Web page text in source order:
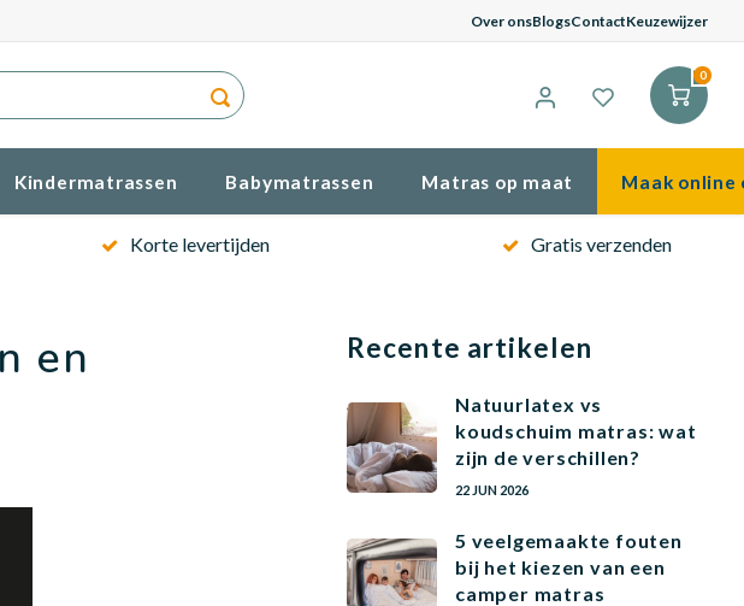
Over onsBlogsContactKeuzewijzer
0
Kindermatrassen Babymatrassen Matras op maat Maak online
Korte levertijden Gratis verzenden
en Recente artikelen
Natuurlatex vs
koudschuim matras: wat
zijn de verschillen?
22 JUN 2026
5 veelgemaakte fouten
bij het kiezen van een
camper matras